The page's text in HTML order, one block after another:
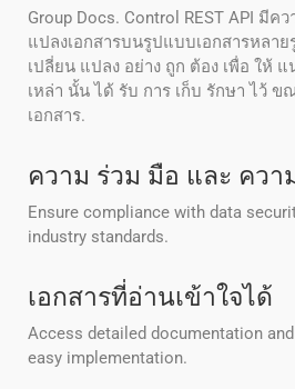
Group Docs. Control REST API มีค
แปลงเอกสารบนรูปแบบเอกสารหลา
เปลี่ยน แปลง อย่าง ถูก ต้อง เพื่อ ให้ แ
เหล่า นั้น ได้ รับ การ เก็บ รักษา ไว้ ข
เอกสาร.
ความ ร่วม มือ และ คว
Ensure compliance with data
industry standards.
เอกสารที่อ่านเข้าใจได้
Access detailed documentation
easy implementation.